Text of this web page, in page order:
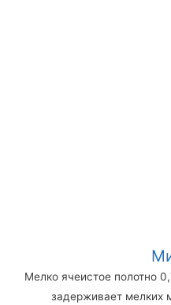
Мелко ячеистое полотно
задерживает